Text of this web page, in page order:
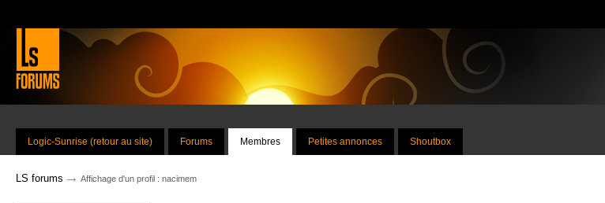
Logic-Sunrise (retour au site) Forums Membres Petites annonces Shoutbox
LS forums → Affichage d'un profil : nacimem